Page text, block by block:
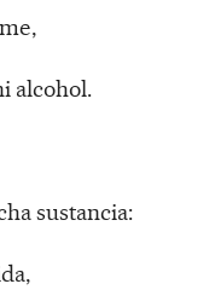
alcohol.
sustancia: